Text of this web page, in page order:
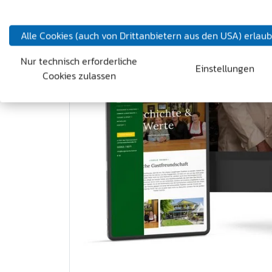
Alle Cookies (auch von Drittanbietern aus den USA)
Nur technisch erforderliche
Cookies zulassen
Einstellungen